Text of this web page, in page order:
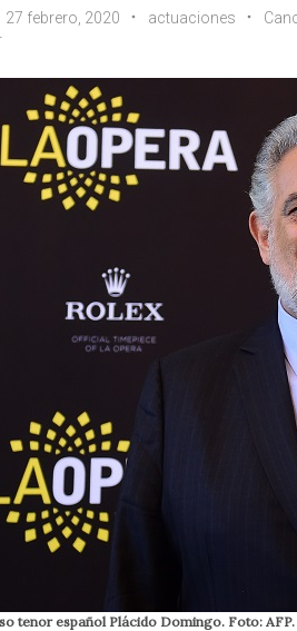
27 febrero, 2020 actuaciones
tenor español Plácido Domingo. Foto: AFP.